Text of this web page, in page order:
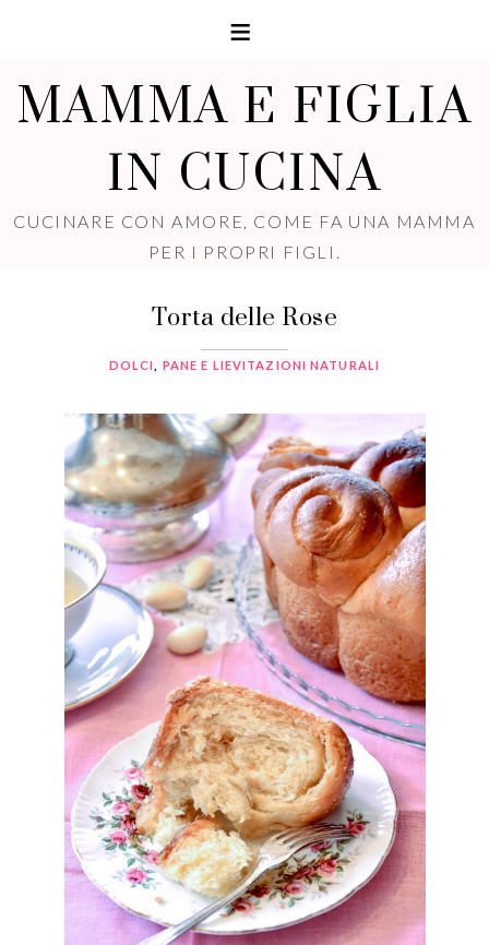
MAMMA E FIGLIA
IN CUCINA
CUCINARE CON AMORE, COME FA UNA MAMMA
PER I PROPRI FIGLI.
Torta delle Rose
DOLCI PANE E LIEVITAZIONI NATURALI